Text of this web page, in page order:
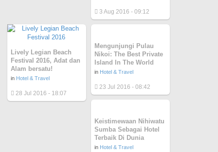
3 Aug 2016 - 09:12
Lively Legian Beach
Festival 2016, Adat dan
Alam bersatu!
in Hotel & Travel
28 Jul 2016 - 18:07
Mengunjungi Pulau
Nikoi: The Best Private
Island In The World
in Hotel & Travel
23 Jul 2016 - 08:42
Keistimewaan Nihiwatu
Sumba Sebagai Hotel
Terbaik Di Dunia
in Hotel & Travel